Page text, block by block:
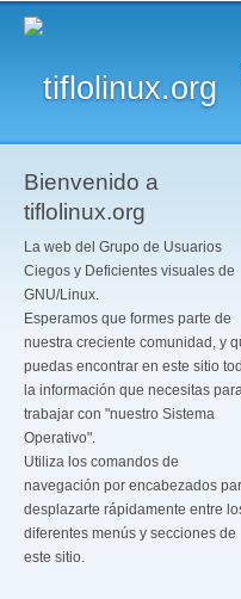
Bienvenido a
tiflolinux.org
La web del Grupo de Usuarios
Ciegos y Deficientes visuales de
GNU/Linux.
Esperamos que formes parte de
nuestra creciente comunidad, y
puedas encontrar en este sitio
la información que necesitas
trabajar con "nuestro Sistema
Operativo".
Utiliza los comandos de
navegación por encabezados
desplazarte rápidamente entre
diferentes menús y secciones de
este sitio.